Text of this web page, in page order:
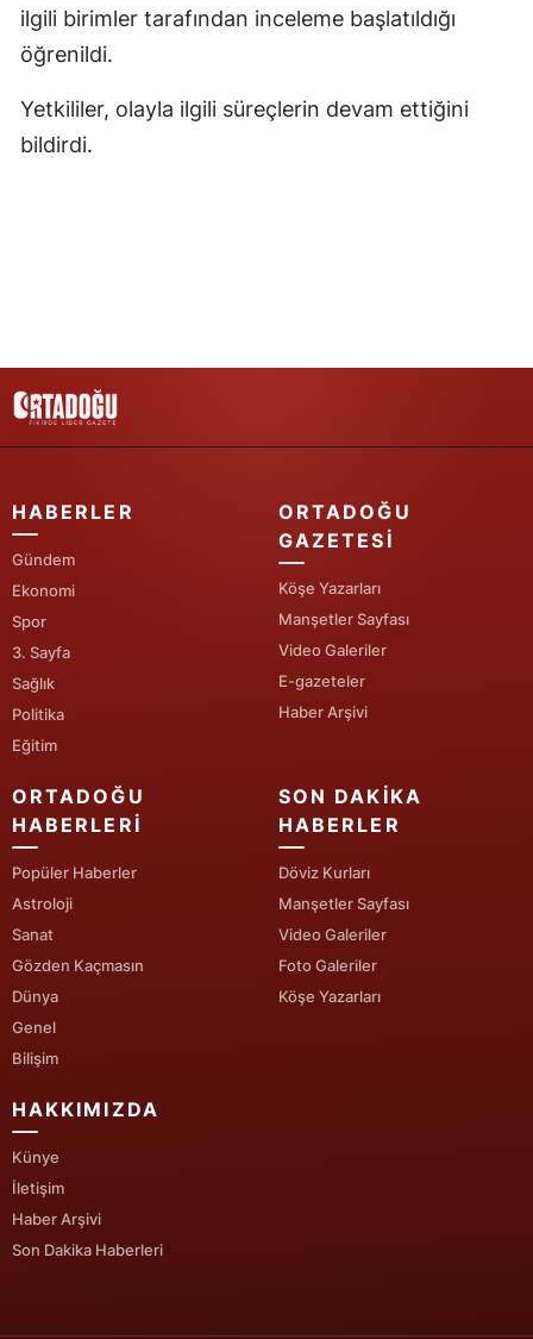
Muş
Niğde
Tekirdağ
Tokat
Trabzon
Tunceli
Şanlıurfa
Yozgat
Zonguldak
Aksaray
Bayburt
ilgili birimler tarafından inceleme başlatıldığı
öğrenildi.
Yetkililer, olayla ilgili süreçlerin devam ettiğini
bildirdi.
HABERLER
Gündem
Ekonomi
Spor
3. Sayfa
Sağlık
Politika
Eğitim
ORTADOĞU
GAZETESI
Köşe Yazarları
Manşetler Sayfası
Video Galeriler
E-gazeteler
Haber Arşivi
ORTADOĞU
HABERLERI
Popüler Haberler
Astroloji
Sanat
Gözden Kaçmasın
Dünya
Genel
Bilişim
SON DAKIKA
HABERLER
Döviz Kurları
Manşetler Sayfası
Video Galeriler
Foto Galeriler
Köşe Yazarları
HAKKIMIZDA
Künye
İletişim
Haber Arşivi
Son Dakika Haberleri